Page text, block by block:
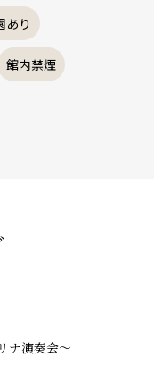
あり
館内禁煙
ナ演奏会～